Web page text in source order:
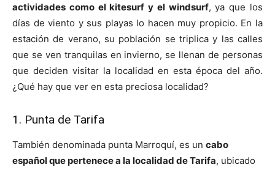
actividades como el kitesurf y el windsurf, ya que los
días de viento y sus playas lo hacen muy propicio. En la
estación de verano, su población se triplica y las calles
que se ven tranquilas en invierno, se llenan de personas
que deciden visitar la localidad en esta época del año.
¿Qué hay que ver en esta preciosa localidad?
1. Punta de Tarifa
También denominada punta Marroquí, es un cabo
español que pertenece a la localidad de Tarifa, ubicado